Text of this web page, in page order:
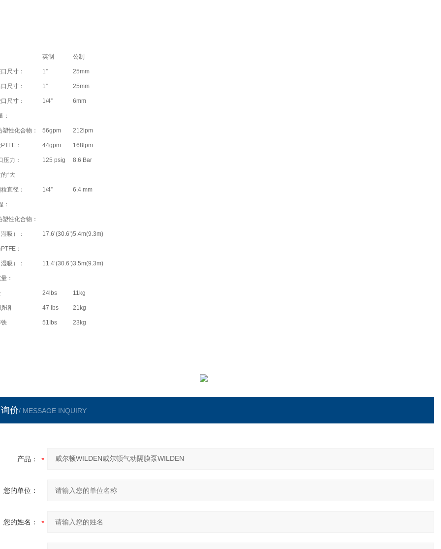
英制 公制
尺寸： 1” 25mm
尺寸： 1” 25mm
尺寸： 1/4” 6mm
：
塑性化合物： 56gpm 212lpm
： 44gpm 168lpm
压力： 125 psig 8.6 Bar
*大
直径： 1/4” 6.4 mm
：
塑性化合物：
吸）： 17.6’(30.6’)5.4m(9.3m)
：
吸）： 11.4’(30.6’)3.5m(9.3m)
：
24lbs 11kg
钢 47 lbs 21kg
51Ibs 23kg
价/ MESSAGE INQUIRY
产品：
您的单位：
您的姓名：